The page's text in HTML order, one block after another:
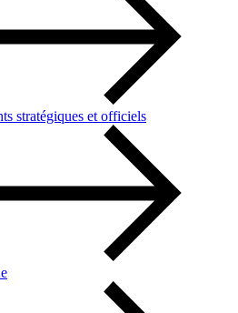
stratégiques et officiels